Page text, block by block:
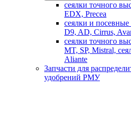
сеялки точного
EDX, Precea
сеялки и
D9, AD, Cirrus,
сеялки точного
MT, SP, Mistral,
Aliante
Запчасти для
удобрений РМУ